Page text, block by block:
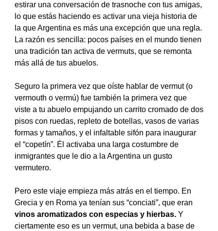
estirar una conversación de trasnoche con tus amigas,
lo que estás haciendo es activar una vieja historia de
la que Argentina es más una excepción que una regla.
La razón es sencilla: pocos países en el mundo tienen
una tradición tan activa de vermuts, que se remonta
más allá de tus abuelos.
Seguro la primera vez que oíste hablar de vermut (o
vermouth o vermú) fue también la primera vez que
viste a tu abuelo empujando un carrito cromado de dos
pisos con ruedas, repleto de botellas, vasos de varias
formas y tamaños, y el infaltable sifón para inaugurar
el “copetín”. Él activaba una larga costumbre de
inmigrantes que le dio a la Argentina un gusto
vermutero.
Pero este viaje empieza más atrás en el tiempo. En
Grecia y en Roma ya tenían sus “conciati”, que eran
vinos aromatizados con especias y hierbas. Y
ciertamente eso es un vermut, una bebida a base de